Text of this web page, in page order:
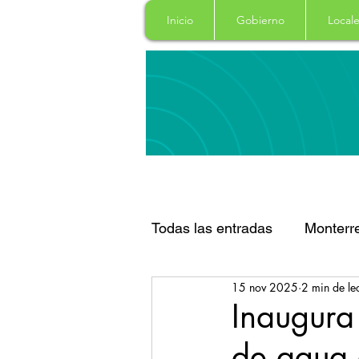
Inicio Gobierno
Todas las entradas
Santa Catarina San
15 nov 2025 2 min de